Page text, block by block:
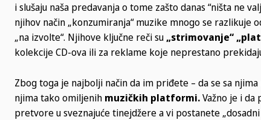
i slušaju naša predavanja o tome zašto danas “ništa ne
njihov način „konzumiranja“ muzike mnogo se razlikuje
„na izvolte“. Njihove ključne reči su „strimovanje“
kolekcije CD-ova ili za reklame koje neprestano
Zbog toga je najbolji način da im priđete – da se sa
njima tako omiljenih muzičkih platformi.Važno je i
pretvore u sveznajuće tinejdžere a vi postanete